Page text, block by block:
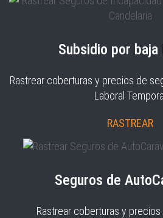
Subsidio por baja
Rastrear coberturas y precios de
Laboral
RASTREAR
Seguros de
Rastrear coberturas y